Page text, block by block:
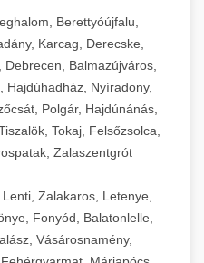
Berettyóújfalu,
Karcag, Derecske,
Debrecen, Balmazújváros,
Hajdúhadház, Nyíradony,
Polgár, Hajdúnánás,
Tokaj, Felsőzsolca,
Zalaszentgrót
Zalakaros, Letenye,
Fonyód, Balatonlelle,
Vásárosnamény,